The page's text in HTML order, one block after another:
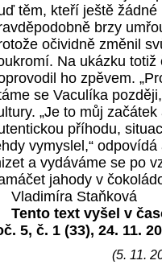
těm, kteří ještě
brzy
očividně změnil
Na ukázku
ho zpěvem.
se Vaculíka
„Je to můj
příhodu,
vymyslel,“
a vydáváme se po
jahody v
Vladimíra Staňková
Tento text vyšel v
5, č. 1 (33), 24. 11.
(5. 11.